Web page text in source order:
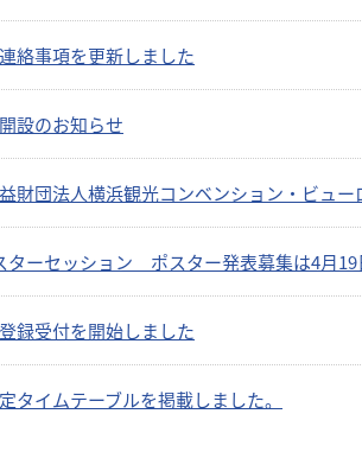
絡事項を更新しました
設のお知らせ
財団法人横浜観光コンベンション・ビュー
ターセッション ポスター発表募集は4月19
録受付を開始しました
タイムテーブルを掲載しました。